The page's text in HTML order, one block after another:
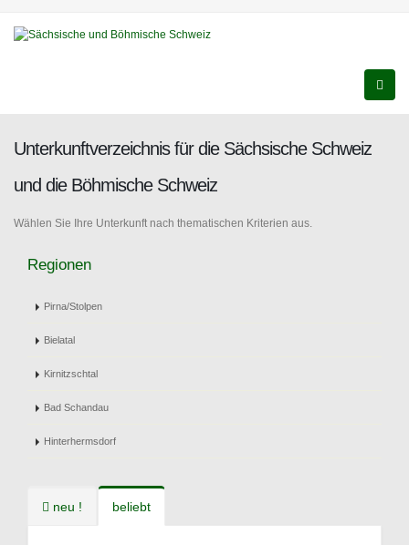
Unterkunftverzeichnis für die Sächsische Schweiz
und die Böhmische Schweiz
Wählen Sie Ihre Unterkunft nach thematischen Kriterien aus.
Regionen
Pirna/Stolpen
Bielatal
Kirnitzschtal
Bad Schandau
Hinterhermsdorf
neu ! beliebt